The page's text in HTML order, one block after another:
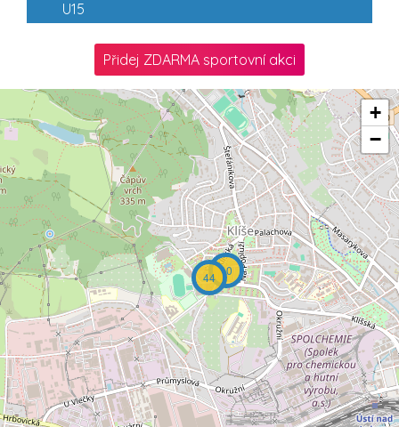
U15
Přidej ZDARMA sportovní akci
10
44
+
−